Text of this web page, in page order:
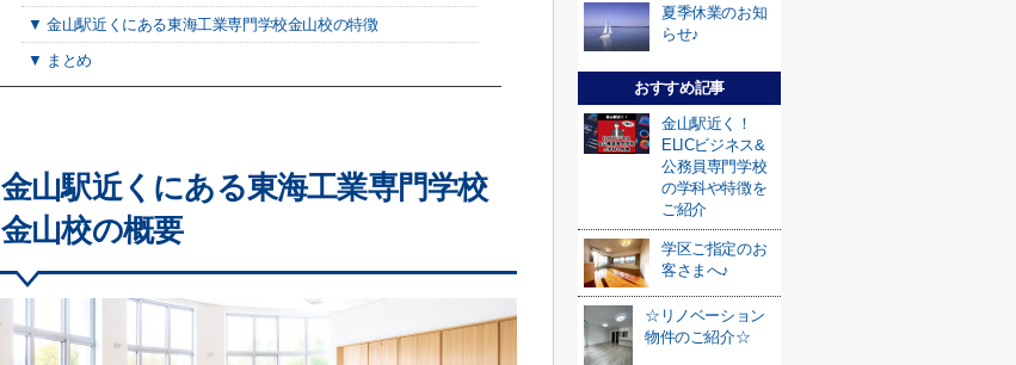
▼ 金山駅近くにある東海工業専門学校金山校の特徴
▼ まとめ
金山駅近くにある東海工業専門学校
金山校の概要
夏季休業のお知
らせ♪
おすすめ記事
金山駅近く！
ELICビジネス&
公務員専門学校
の学科や特徴を
ご紹介
学区ご指定のお
客さまへ♪
☆リノベーション
物件のご紹介☆